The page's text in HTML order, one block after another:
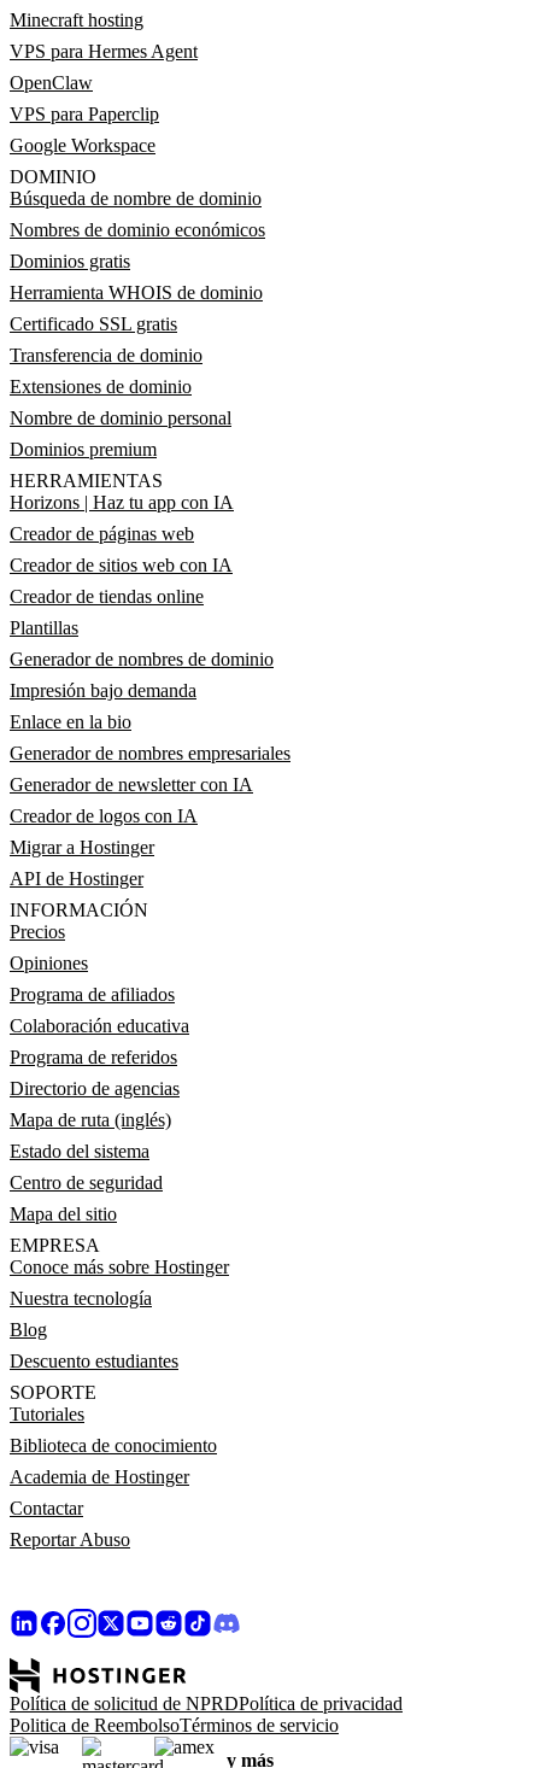
Minecraft hosting
VPS para Hermes Agent
OpenClaw
VPS para Paperclip
Google Workspace
DOMINIO
Búsqueda de nombre de dominio
Nombres de dominio económicos
Dominios gratis
Herramienta WHOIS de dominio
Certificado SSL gratis
Transferencia de dominio
Extensiones de dominio
Nombre de dominio personal
Dominios premium
HERRAMIENTAS
Horizons | Haz tu app con IA
Creador de páginas web
Creador de sitios web con IA
Creador de tiendas online
Plantillas
Generador de nombres de dominio
Impresión bajo demanda
Enlace en la bio
Generador de nombres empresariales
Generador de newsletter con IA
Creador de logos con IA
Migrar a Hostinger
API de Hostinger
INFORMACIÓN
Precios
Opiniones
Programa de afiliados
Colaboración educativa
Programa de referidos
Directorio de agencias
Mapa de ruta (inglés)
Estado del sistema
Centro de seguridad
Mapa del sitio
EMPRESA
Conoce más sobre Hostinger
Nuestra tecnología
Blog
Descuento estudiantes
SOPORTE
Tutoriales
Biblioteca de conocimiento
Academia de Hostinger
Contactar
Reportar Abuso
Política de solicitud de NPRDPolítica de privacidad
Politica de ReembolsoTérminos de servicio
y más